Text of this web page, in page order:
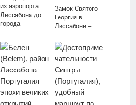
из аэропорта
Лиссабона до
города
Замок Святого
Георгия в
Лиссабоне –